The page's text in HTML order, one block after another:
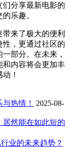
分享最新电影的
乐趣。
来了极大的便利
，更通过社区的
部分。在未来，
和内容将会更加丰
！
热情！
2025-08-
然能在如此短的
业的未来趋势？